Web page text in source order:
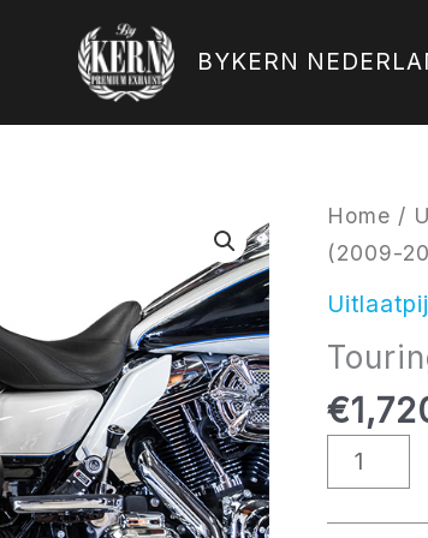
BYKERN
Home /
(2009-
€
Touring
Premium
Zwart
(2009-
2016)
aantal